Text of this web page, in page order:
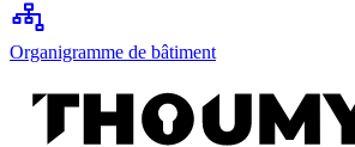
Organigramme de bâtiment